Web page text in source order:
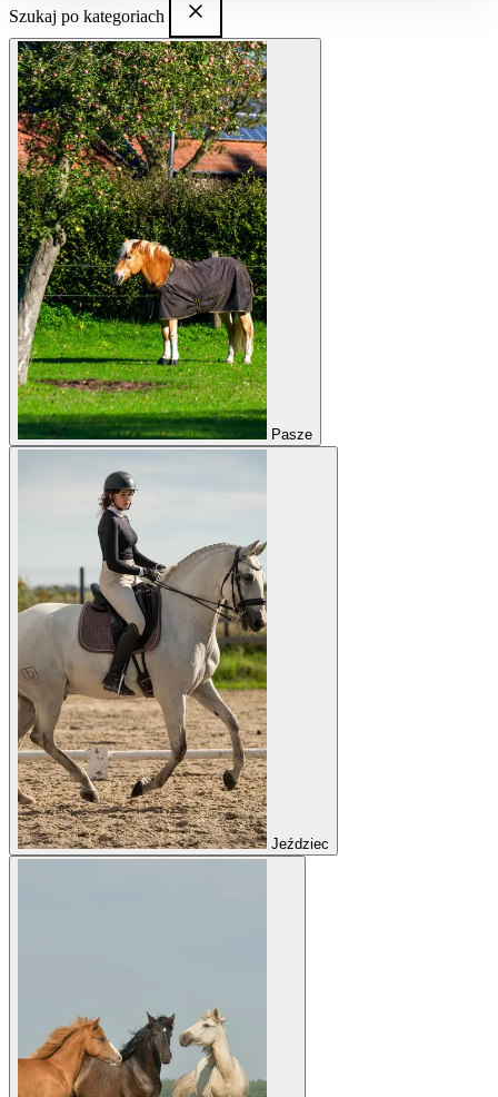
Szukaj po kategoriach
Pasze
Jeździec